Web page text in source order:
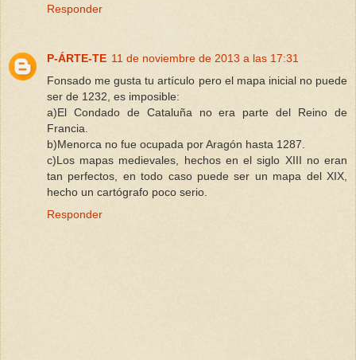
Responder
P-ÁRTE-TE 11 de noviembre de 2013 a las 17:31
Fonsado me gusta tu artículo pero el mapa inicial no puede
ser de 1232, es imposible:
a)El Condado de Cataluña no era parte del Reino de
Francia.
b)Menorca no fue ocupada por Aragón hasta 1287.
c)Los mapas medievales, hechos en el siglo XIII no eran
tan perfectos, en todo caso puede ser un mapa del XIX,
hecho un cartógrafo poco serio.
Responder